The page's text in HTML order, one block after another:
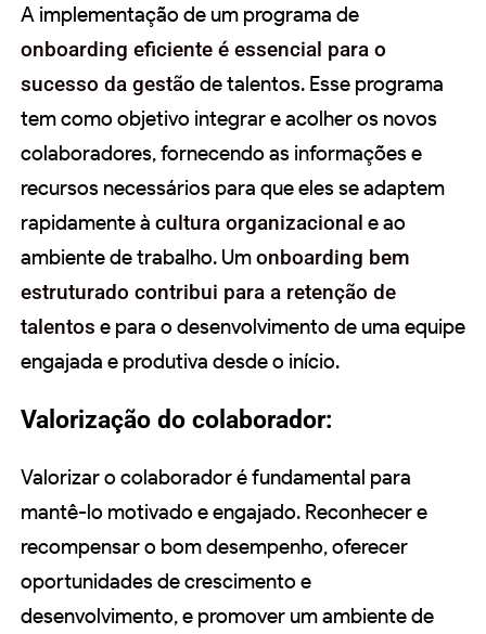
A implementação de um programa de
onboarding eficiente é essencial para o
sucesso da gestão de talentos. Esse programa
tem como objetivo integrar e acolher os novos
colaboradores, fornecendo as informações e
recursos necessários para que eles se adaptem
rapidamente à cultura organizacional e ao
ambiente de trabalho. Umonboarding bem
estruturado contribui para a retenção de
talentos e para o desenvolvimento de uma equipe
engajada e produtiva desde o início.
Valorização do colaborador:
Valorizar o colaborador é fundamental para
mantê-lo motivado e engajado. Reconhecer e
recompensar o bom desempenho, oferecer
oportunidades de crescimento e
desenvolvimento, e promover um ambiente de